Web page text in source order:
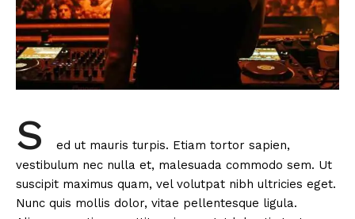
S
ed ut mauris turpis. Etiam tortor sapien,
vestibulum nec nulla et, malesuada commodo sem. Ut
suscipit maximus quam, vel volutpat nibh ultricies eget.
Nunc quis mollis dolor, vitae pellentesque ligula.